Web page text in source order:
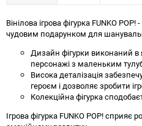
Вінілова ігрова фігурка FUNKO
чудовим подарунком для
Дизайн фігурки виконаний в
персонажі з маленьким
Висока деталізація
героєм і дозволяє зробити
Колекційна фігурка
Ігрова фігурка FUNKO POP! сприяє